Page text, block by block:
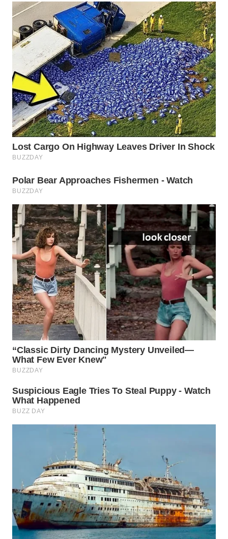
SUMEDANG
WN
CIANJUR
WN
KEPULAUAN
SERIBU
WN
TANGERANG
WN
CIREBON
WN
INDRAMAYU
WN
KUNINGAN
WN
MAJALENGKA
WN
SUBANG
WN
SUKABUMI
WN
PRIANGAN
TIMUR
WN
SEMARANG